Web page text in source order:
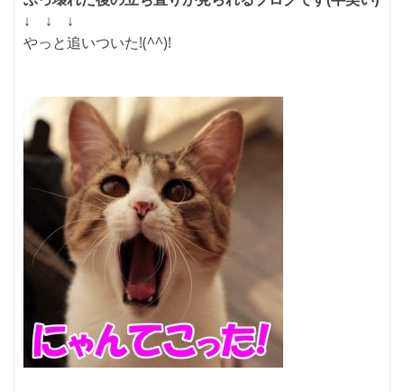
↓ ↓ ↓
やっと追いついた!(^^)!